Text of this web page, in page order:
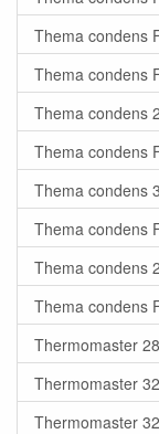
Thema condens
Thema condens
Thema condens
Thema condens
Thema condens
Thema condens
Thema condens
Thema condens
Thermomaster
Thermomaster
Thermomaster